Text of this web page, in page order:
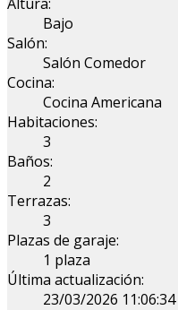
Bajo
Salón:
Salón Comedor
Cocina:
Cocina Americana
Habitaciones:
3
Baños:
2
Terrazas:
3
Plazas de garaje:
1 plaza
Última actualización:
23/03/2026 11:06:34